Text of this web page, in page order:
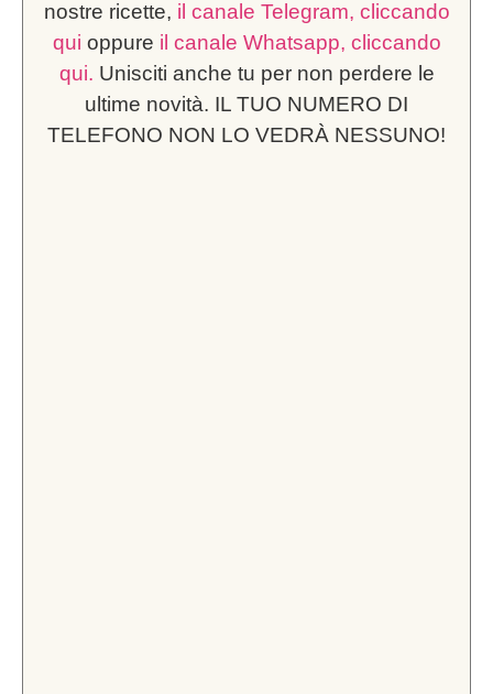
nostre ricette, il canale Telegram, cliccando
qui oppure il canale Whatsapp, cliccando
qui. Unisciti anche tu per non perdere le
ultime novità. IL TUO NUMERO DI
TELEFONO NON LO VEDRÀ NESSUNO!